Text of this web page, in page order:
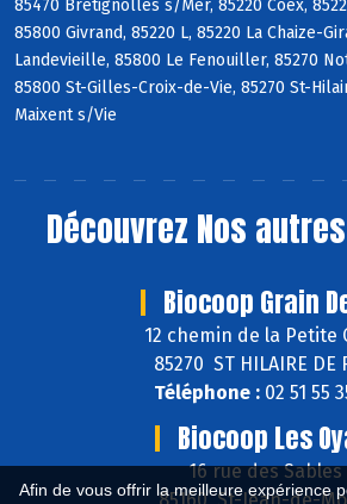
Afin de vous offrir la meilleure expérience
85470 Bretignolles s/Mer, 85220 Coëx,
85800 Givrand, 85220 L, 85220 La Chaize-
Landevieille, 85800 Le Fenouiller, 85270
85800 St-Gilles-Croix-de-Vie, 85270 St-
Maixent s/Vie
Découvrez Nos
Biocoop Grain
12 chemin de la Petite
85270 ST HILAIRE DE
Téléphone : 02 51 55
Biocoop Les
16 rue des Sables